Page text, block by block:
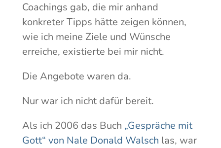
Coachings gab, die mir anhand
konkreter Tipps hätte zeigen können,
wie ich meine Ziele und Wünsche
erreiche, existierte bei mir nicht.
Die Angebote waren da.
Nur war ich nicht dafür bereit.
Als ich 2006 das Buch „Gespräche mit
Gott“ von Nale Donald Walsch las, war